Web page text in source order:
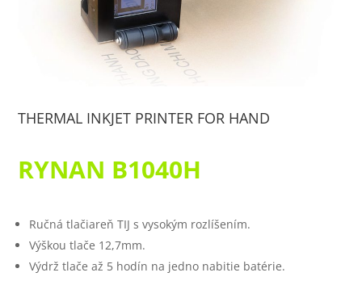
THERMAL INKJET PRINTER FOR HAND
RYNAN B1040H
Ručná tlačiareň TIJ s vysokým rozlíšením.
Výškou tlače 12,7mm.
Výdrž tlače až 5 hodín na jedno nabitie batérie.